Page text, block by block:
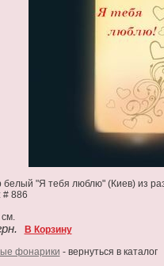
белый "Я тебя люблю" (Киев) из
# 886
В Корзину
фонарики - вернуться в каталог